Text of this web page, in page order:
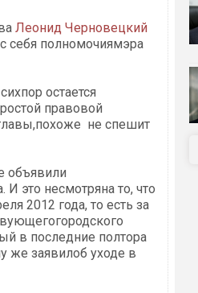
Леонид Черновецкий
себя полномочиямэра
остается
правовой
не спешит
объявили
это несмотряна то, что
2012 года, то есть за
в последние полтора
же заявилоб уходе в